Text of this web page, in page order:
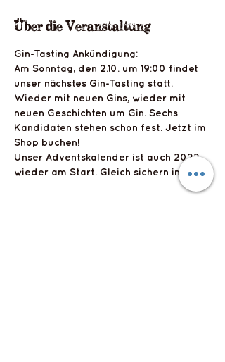
Über die Veranstaltung
Gin-Tasting Ankündigung:
Am Sonntag, den 2.10. um 19:00 findet
unser nächstes Gin-Tasting statt.
Wieder mit neuen Gins, wieder mit
neuen Geschichten um Gin. Sechs
Kandidaten stehen schon fest. Jetzt im
Shop buchen!
Unser Adventskalender ist auch 2022
wieder am Start. Gleich sichern im Shop